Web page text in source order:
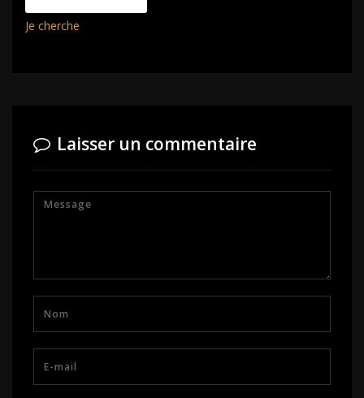
Je cherche
Laisser un commentaire